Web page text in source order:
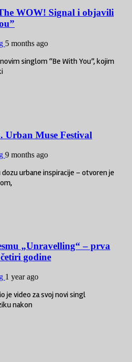
WOW! Signal i objavili
5 months ago
singlom “Be With You”, kojim
Urban Muse Festival
9 months ago
urbane inspiracije – otvoren je
„Unravelling“ – prva
godine
1 year ago
je video za svoj novi singl
nakon